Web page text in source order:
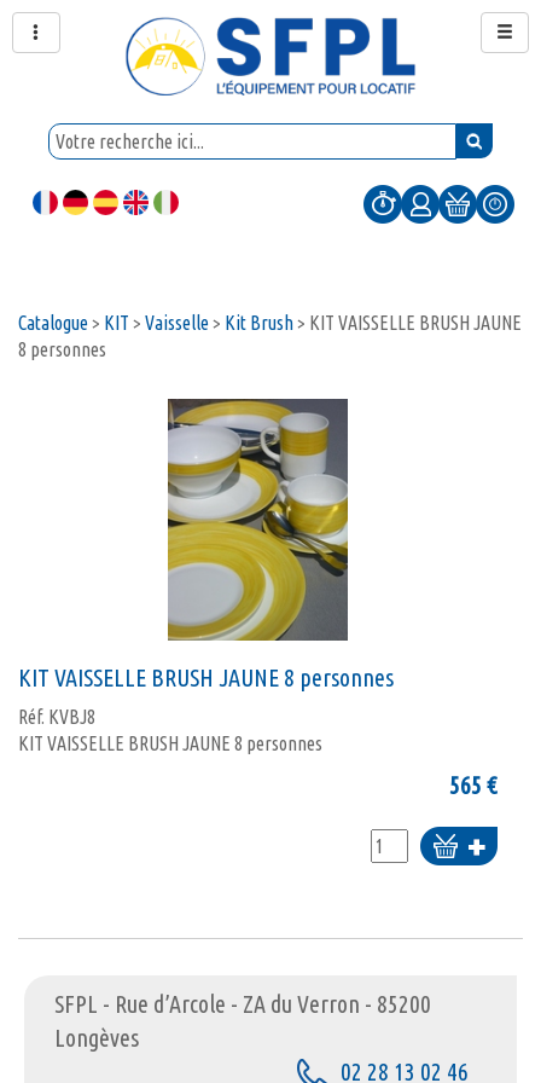
Catalogue> KIT > Vaisselle> Kit Brush> KIT VAISSELLE BRUSH JAUNE
8 personnes
KIT VAISSELLE BRUSH JAUNE 8 personnes
Réf. KVBJ8
KIT VAISSELLE BRUSH JAUNE 8 personnes
565 €
Ajouter
au
SFPL - Rue d’Arcole - ZA du Verron - 85200
Longèves
02 28 13 02 46